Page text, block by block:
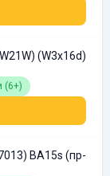
(W3x16d)
(6+)
BA15s (пр-